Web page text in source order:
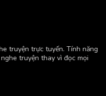
truyện trực tuyến. Tính năng
truyện thay vì đọc mọi